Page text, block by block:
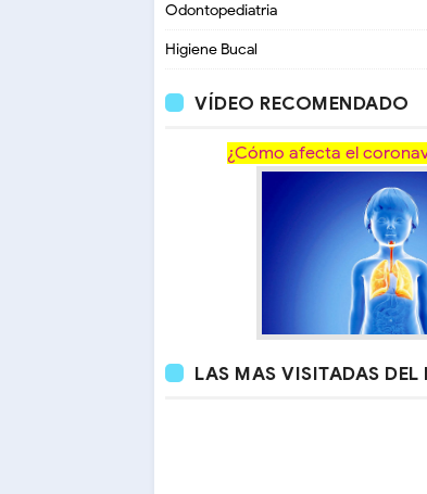
Odontopediatria
Higiene Bucal
VÍDEO RECOMENDADO
¿Cómo afecta el
LAS MAS VISITADAS DEL